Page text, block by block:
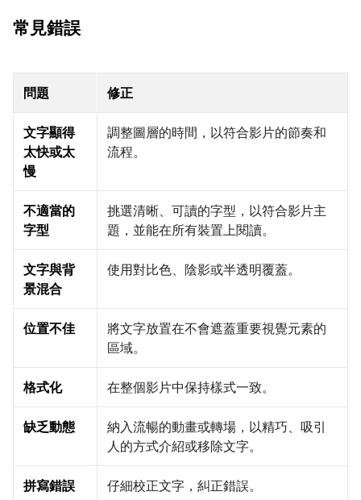
常見錯誤
問題 修正
文字顯得
太快或太
慢
調整圖層的時間，以符合影片的節奏和
流程。
不適當的
字型
挑選清晰、可讀的字型，以符合影片主
題，並能在所有裝置上閱讀。
文字與背
景混合
使用對比色、陰影或半透明覆蓋。
位置不佳
將文字放置在不會遮蓋重要視覺元素的
區域。
格式化 在整個影片中保持樣式一致。
缺乏動態
納入流暢的動畫或轉場，以精巧、吸引
人的方式介紹或移除文字。
拼寫錯誤 仔細校正文字，糾正錯誤。